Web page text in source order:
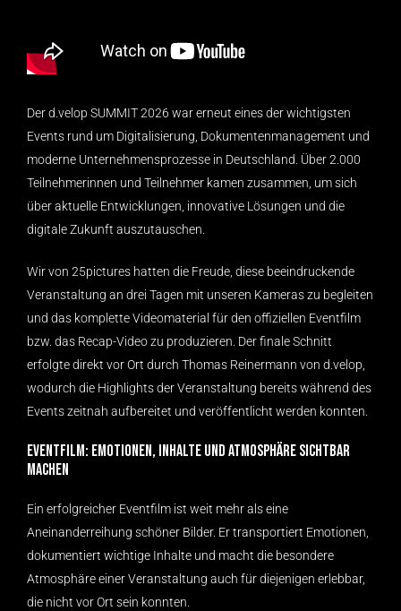
Der d.velop SUMMIT 2026 war erneut eines der wichtigsten
Events rund um Digitalisierung, Dokumentenmanagement und
moderne Unternehmensprozesse in Deutschland. Über 2.000
Teilnehmerinnen und Teilnehmer kamen zusammen, um sich
über aktuelle Entwicklungen, innovative Lösungen und die
digitale Zukunft auszutauschen.
Wir von 25pictures hatten die Freude, diese beeindruckende
Veranstaltung an drei Tagen mit unseren Kameras zu begleiten
und das komplette Videomaterial für den offiziellen Eventfilm
bzw. das Recap-Video zu produzieren. Der finale Schnitt
erfolgte direkt vor Ort durch Thomas Reinermann von d.velop,
wodurch die Highlights der Veranstaltung bereits während des
Events zeitnah aufbereitet und veröffentlicht werden konnten.
Eventfilm: Emotionen, Inhalte und Atmosphäre sichtbar
machen
Ein erfolgreicher Eventfilm ist weit mehr als eine
Aneinanderreihung schöner Bilder. Er transportiert Emotionen,
dokumentiert wichtige Inhalte und macht die besondere
Atmosphäre einer Veranstaltung auch für diejenigen erlebbar,
die nicht vor Ort sein konnten.